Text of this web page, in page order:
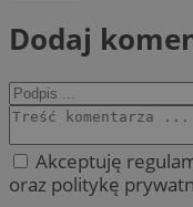
Dodaj
Akceptuję
oraz politykę